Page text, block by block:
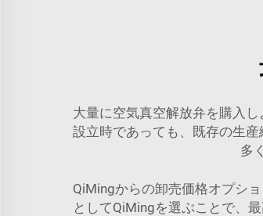
大量に空気真空解放弁を購入
設立時であっても、既存の生
多
QiMingからの卸売価格オプシ
としてQiMingを選ぶことで、